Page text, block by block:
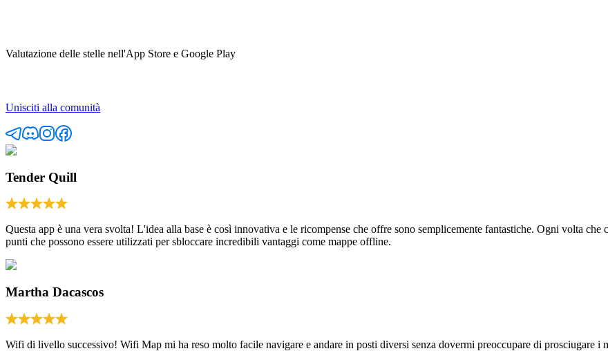
Valutazione delle stelle nell'App Store e Google Play
Unisciti alla comunità
Tender Quill
Questa app è una vera svolta! L'idea alla base è così innovativa e le ricompense che offre sono semplicemente fantastiche. Ogni volta
punti che possono essere utilizzati per sbloccare incredibili vantaggi come mappe offline.
Martha Dacascos
Wifi di livello successivo! Wifi Map mi ha reso molto facile navigare e andare in posti diversi senza dovermi preoccupare di prosciugare